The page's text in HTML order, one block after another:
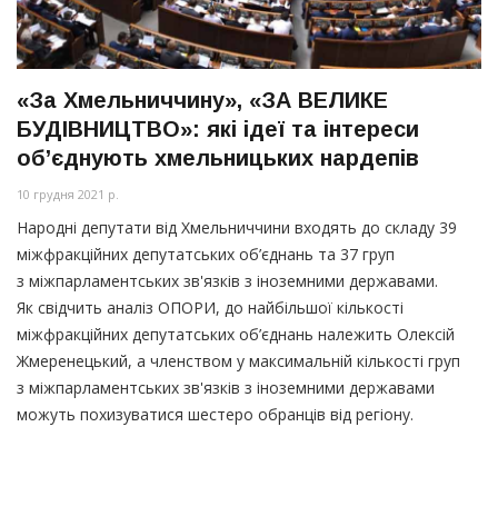
«За Хмельниччину», «ЗА ВЕЛИКЕ
БУДІВНИЦТВО»: які ідеї та інтереси
об’єднують хмельницьких нардепів
10 грудня 2021 р.
Народні депутати від Хмельниччини входять до складу 39
міжфракційних депутатських об’єднань та 37 груп
з міжпарламентських зв'язків з іноземними державами.
Як свідчить аналіз ОПОРИ, до найбільшої кількості
міжфракційних депутатських об’єднань належить Олексій
Жмеренецький, а членством у максимальній кількості груп
з міжпарламентських зв'язків з іноземними державами
можуть похизуватися шестеро обранців від регіону.